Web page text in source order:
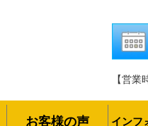
【営
お客様の声 インフ